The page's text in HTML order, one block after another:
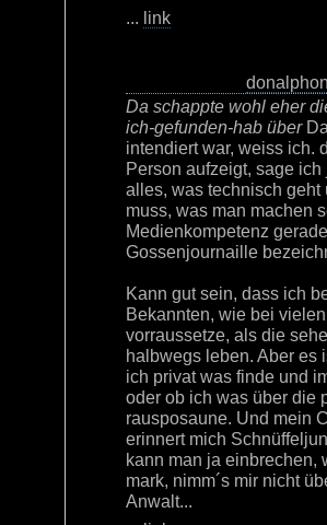
... link
Da schappte wohl eher
ich-gefunden-hab über
intendiert war, weiss ich.
Person aufzeigt, sage
alles, was technisch
muss, was man machen
Medienkompetenz
Gossenjournaille
Kann gut sein, dass ich
Bekannten, wie bei
vorraussetze, als die
halbwegs leben. Aber es
ich privat was finde und
oder ob ich was über die
rausposaune. Und mein
erinnert mich
kann man ja einbrechen,
mark, nimm´s mir nicht
Anwalt...